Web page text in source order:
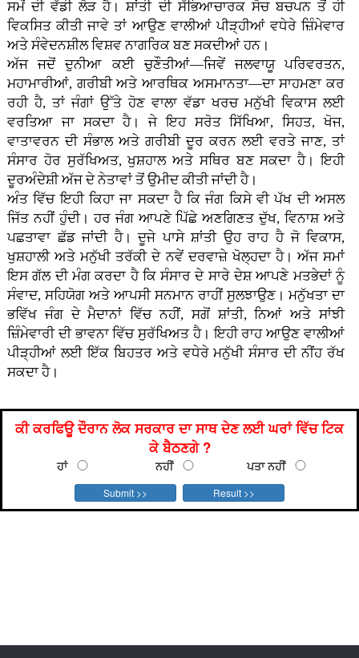
ਸਮੇਂ ਦੀ ਵੱਡੀ ਲੋੜ ਹੈ। ਸ਼ਾਂਤੀ ਦੀ ਸੱਭਿਆਚਾਰਕ ਸੋਚ ਬਚਪਨ ਤੋਂ ਹੀ
ਵਿਕਸਿਤ ਕੀਤੀ ਜਾਵੇ ਤਾਂ ਆਉਣ ਵਾਲੀਆਂ ਪੀੜ੍ਹੀਆਂ ਵਧੇਰੇ ਜ਼ਿੰਮੇਵਾਰ
ਅਤੇ ਸੰਵੇਦਨਸ਼ੀਲ ਵਿਸ਼ਵ ਨਾਗਰਿਕ ਬਣ ਸਕਦੀਆਂ ਹਨ।
ਅੱਜ ਜਦੋਂ ਦੁਨੀਆ ਕਈ ਚੁਣੌਤੀਆਂ—ਜਿਵੇਂ ਜਲਵਾਯੂ ਪਰਿਵਰਤਨ,
ਮਹਾਮਾਰੀਆਂ, ਗਰੀਬੀ ਅਤੇ ਆਰਥਿਕ ਅਸਮਾਨਤਾ—ਦਾ ਸਾਹਮਣਾ ਕਰ
ਰਹੀ ਹੈ, ਤਾਂ ਜੰਗਾਂ ਉੱਤੇ ਹੋਣ ਵਾਲਾ ਵੱਡਾ ਖਰਚ ਮਨੁੱਖੀ ਵਿਕਾਸ ਲਈ
ਵਰਤਿਆ ਜਾ ਸਕਦਾ ਹੈ। ਜੇ ਇਹ ਸਰੋਤ ਸਿੱਖਿਆ, ਸਿਹਤ, ਖੋਜ,
ਵਾਤਾਵਰਨ ਦੀ ਸੰਭਾਲ ਅਤੇ ਗਰੀਬੀ ਦੂਰ ਕਰਨ ਲਈ ਵਰਤੇ ਜਾਣ, ਤਾਂ
ਸੰਸਾਰ ਹੋਰ ਸੁਰੱਖਿਅਤ, ਖੁਸ਼ਹਾਲ ਅਤੇ ਸਥਿਰ ਬਣ ਸਕਦਾ ਹੈ। ਇਹੀ
ਦੂਰਅੰਦੇਸ਼ੀ ਅੱਜ ਦੇ ਨੇਤਾਵਾਂ ਤੋਂ ਉਮੀਦ ਕੀਤੀ ਜਾਂਦੀ ਹੈ।
ਅੰਤ ਵਿੱਚ ਇਹੀ ਕਿਹਾ ਜਾ ਸਕਦਾ ਹੈ ਕਿ ਜੰਗ ਕਿਸੇ ਵੀ ਪੱਖ ਦੀ ਅਸਲ
ਜਿੱਤ ਨਹੀਂ ਹੁੰਦੀ। ਹਰ ਜੰਗ ਆਪਣੇ ਪਿੱਛੇ ਅਣਗਿਣਤ ਦੁੱਖ, ਵਿਨਾਸ਼ ਅਤੇ
ਪਛਤਾਵਾ ਛੱਡ ਜਾਂਦੀ ਹੈ। ਦੂਜੇ ਪਾਸੇ ਸ਼ਾਂਤੀ ਉਹ ਰਾਹ ਹੈ ਜੋ ਵਿਕਾਸ,
ਖੁਸ਼ਹਾਲੀ ਅਤੇ ਮਨੁੱਖੀ ਤਰੱਕੀ ਦੇ ਨਵੇਂ ਦਰਵਾਜ਼ੇ ਖੋਲ੍ਹਦਾ ਹੈ। ਅੱਜ ਸਮਾਂ
ਇਸ ਗੱਲ ਦੀ ਮੰਗ ਕਰਦਾ ਹੈ ਕਿ ਸੰਸਾਰ ਦੇ ਸਾਰੇ ਦੇਸ਼ ਆਪਣੇ ਮਤਭੇਦਾਂ ਨੂੰ
ਸੰਵਾਦ, ਸਹਿਯੋਗ ਅਤੇ ਆਪਸੀ ਸਨਮਾਨ ਰਾਹੀਂ ਸੁਲਝਾਉਣ। ਮਨੁੱਖਤਾ ਦਾ
ਭਵਿੱਖ ਜੰਗ ਦੇ ਮੈਦਾਨਾਂ ਵਿੱਚ ਨਹੀਂ, ਸਗੋਂ ਸ਼ਾਂਤੀ, ਨਿਆਂ ਅਤੇ ਸਾਂਝੀ
ਜ਼ਿੰਮੇਵਾਰੀ ਦੀ ਭਾਵਨਾ ਵਿੱਚ ਸੁਰੱਖਿਅਤ ਹੈ। ਇਹੀ ਰਾਹ ਆਉਣ ਵਾਲੀਆਂ
ਪੀੜ੍ਹੀਆਂ ਲਈ ਇੱਕ ਬਿਹਤਰ ਅਤੇ ਵਧੇਰੇ ਮਨੁੱਖੀ ਸੰਸਾਰ ਦੀ ਨੀਂਹ ਰੱਖ
ਸਕਦਾ ਹੈ।
ਕੀ ਕਰਫਿਊ ਦੌਰਾਨ ਲੋਕ ਸਰਕਾਰ ਦਾ ਸਾਥ ਦੇਣ ਲਈ ਘਰਾਂ ਵਿੱਚ ਟਿਕ
ਕੇ ਬੈਠਣਗੇ ?
ਹਾਂ ਨਹੀਂ ਪਤਾ ਨਹੀਂ